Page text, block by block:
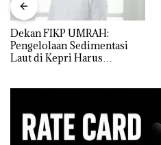
Dekan FIKP UMRAH:
Pengelolaan Sedimentasi
Laut di Kepri Harus